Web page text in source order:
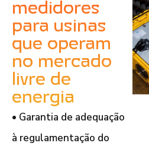
medidores
para usinas
que operam
no mercado
livre de
energia
• Garantia de adequação
à regulamentação do